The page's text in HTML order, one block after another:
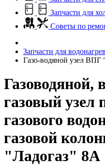
Запчасти для
Советы по
Запчасти для
Газо-водяной узел ВПГ
Газоводяной,
газовый узел
газового
газовой
"Ладогаз" 8А